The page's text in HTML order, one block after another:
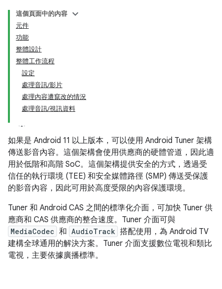
這個頁面中的內容
元件
功能
整體設計
整體工作流程
設定
處理音訊/影片
處理內容遭竄改的情況
處理音訊/視訊資料
如果是 Android 11 以上版本，可以使用 Android Tuner 架構
傳送影音內容。這個架構會使用供應商的硬體管道，因此適
用於低階和高階 SoC。這個架構提供安全的方式，透過受
信任的執行環境 (TEE) 和安全媒體路徑 (SMP) 傳送受保護
的影音內容，因此可用於高度受限的內容保護環境。
Tuner 和 Android CAS 之間的標準化介面，可加快 Tuner 供
應商和 CAS 供應商的整合速度。Tuner 介面可與
MediaCodec 和 AudioTrack 搭配使用，為 Android TV
建構全球通用的解決方案。Tuner 介面支援數位電視和類比
電視，主要依據廣播標準。